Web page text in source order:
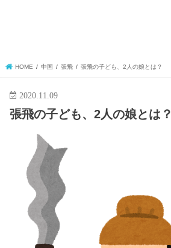
HOME 中国 張飛 張飛の子ども、2人の娘とは？
2020.11.09
張飛の子ども、2人の娘とは？